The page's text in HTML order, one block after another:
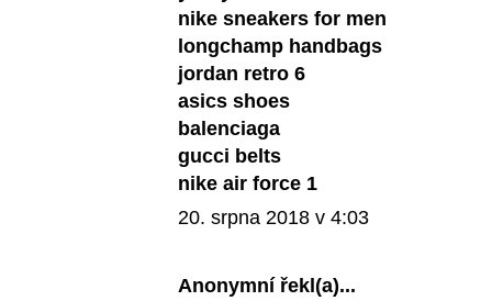
nike sneakers for men
longchamp handbags
jordan retro 6
asics shoes
balenciaga
gucci belts
nike air force 1
20. srpna 2018 v 4:03
Anonymní řekl(a)...